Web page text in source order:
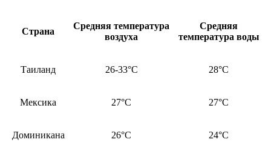
Страна
Средняя температура
воздуха
Средняя
температура воды
Таиланд 26-33°C 28°C
Мексика 27°C 27°C
Доминикана 26°C 24°C